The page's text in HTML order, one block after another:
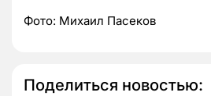
Фото: Михаил Пасеков
Поделиться новостью: